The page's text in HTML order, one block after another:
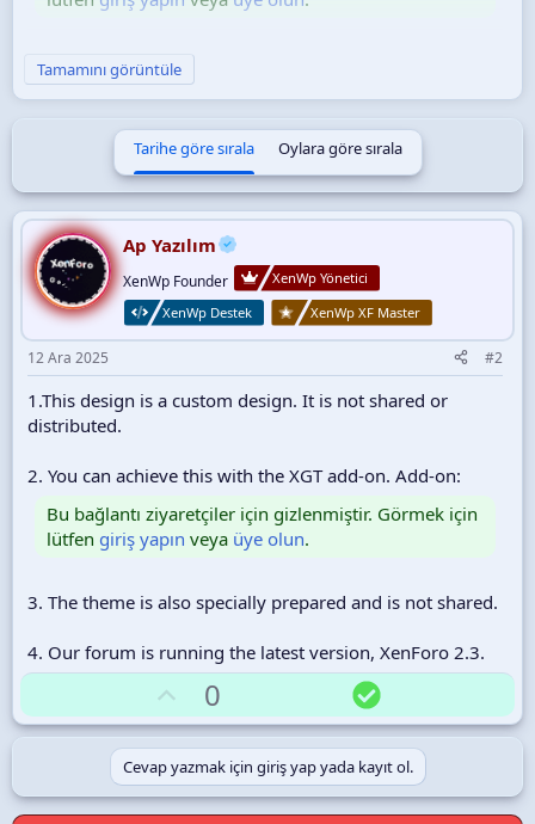
3. The theme is also specially prepared and is not shared.
Tamamını görüntüle
Tarihe göre sırala Oylara göre sırala
Ap Yazılım
XenWp Founder
XenWp Yönetici
XenWp Destek
XenWp XF Master
12 Ara 2025 #2
1.This design is a custom design. It is not shared or
distributed.
2. You can achieve this with the XGT add-on. Add-on:
Bu bağlantı ziyaretçiler için gizlenmiştir. Görmek için
lütfen giriş yapın veya üye olun.
3. The theme is also specially prepared and is not shared.
4. Our forum is running the latest version, XenForo 2.3.
O
y
l
a
0 Ç
ö
z
ü
m
Cevap yazmak için giriş yap yada kayıt ol.